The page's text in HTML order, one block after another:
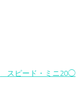
ピード・ミニ20◯